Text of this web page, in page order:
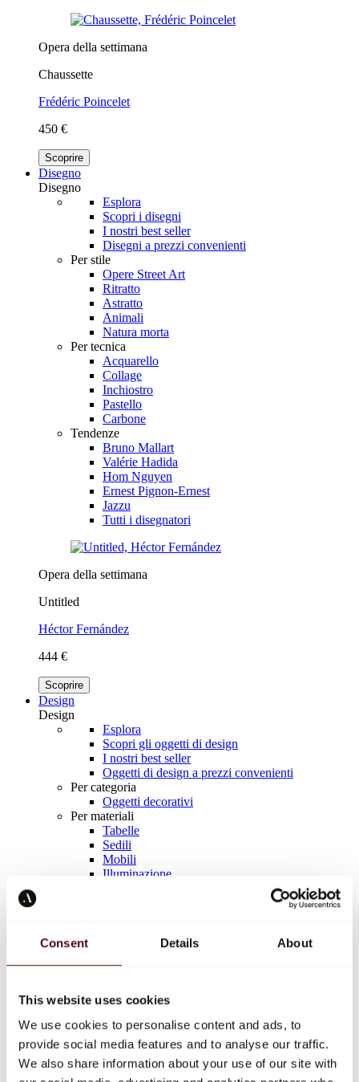
Consent Details About
This website uses cookies
We use cookies to personalise content and ads, to
provide social media features and to analyse our traffic.
We also share information about your use of our site with
Opera della settimana
Chaussette
Frédéric Poincelet
450 €
Scoprire
Disegno
Disegno
Esplora
Scopri i disegni
I nostri best seller
Disegni a prezzi convenienti
Per stile
Opere Street Art
Ritratto
Astratto
Animali
Natura morta
Per tecnica
Acquarello
Collage
Inchiostro
Pastello
Carbone
Tendenze
Bruno Mallart
Valérie Hadida
Hom Nguyen
Ernest Pignon-Ernest
Jazzu
Tutti i disegnatori
Opera della settimana
Untitled
Héctor Fernández
444 €
Scoprire
Design
Design
Esplora
Scopri gli oggetti di design
I nostri best seller
Oggetti di design a prezzi convenienti
Per categoria
Oggetti decorativi
Per materiali
Tabelle
Sedili
Mobili
Illuminazione
Keith Haring
Tutti i designer
Opera della settimana